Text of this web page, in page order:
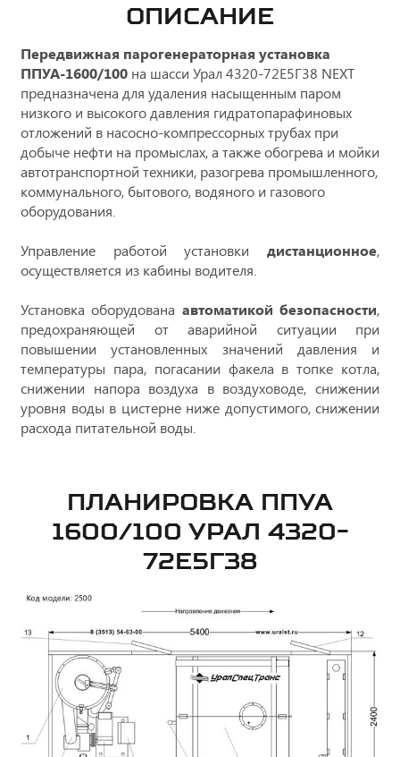
ОПИСАНИЕ
Передвижная парогенераторная установка
ППУА-1600/100 на шасси Урал 4320-72Е5Г38 NEXT
предназначена для удаления насыщенным паром
низкого и высокого давления гидратопарафиновых
отложений в насосно-компрессорных трубах при
добыче нефти на промыслах, а также обогрева и мойки
автотранспортной техники, разогрева промышленного,
коммунального, бытового, водяного и газового
оборудования.
Управление работой установки дистанционное,
осуществляется из кабины водителя.
Установка оборудована автоматикой безопасности,
предохраняющей от аварийной ситуации при
повышении установленных значений давления и
температуры пара, погасании факела в топке котла,
снижении напора воздуха в воздуховоде, снижении
уровня воды в цистерне ниже допустимого, снижении
расхода питательной воды.
ПЛАНИРОВКА ППУА
1600/100 УРАЛ 4320-
72Е5Г38